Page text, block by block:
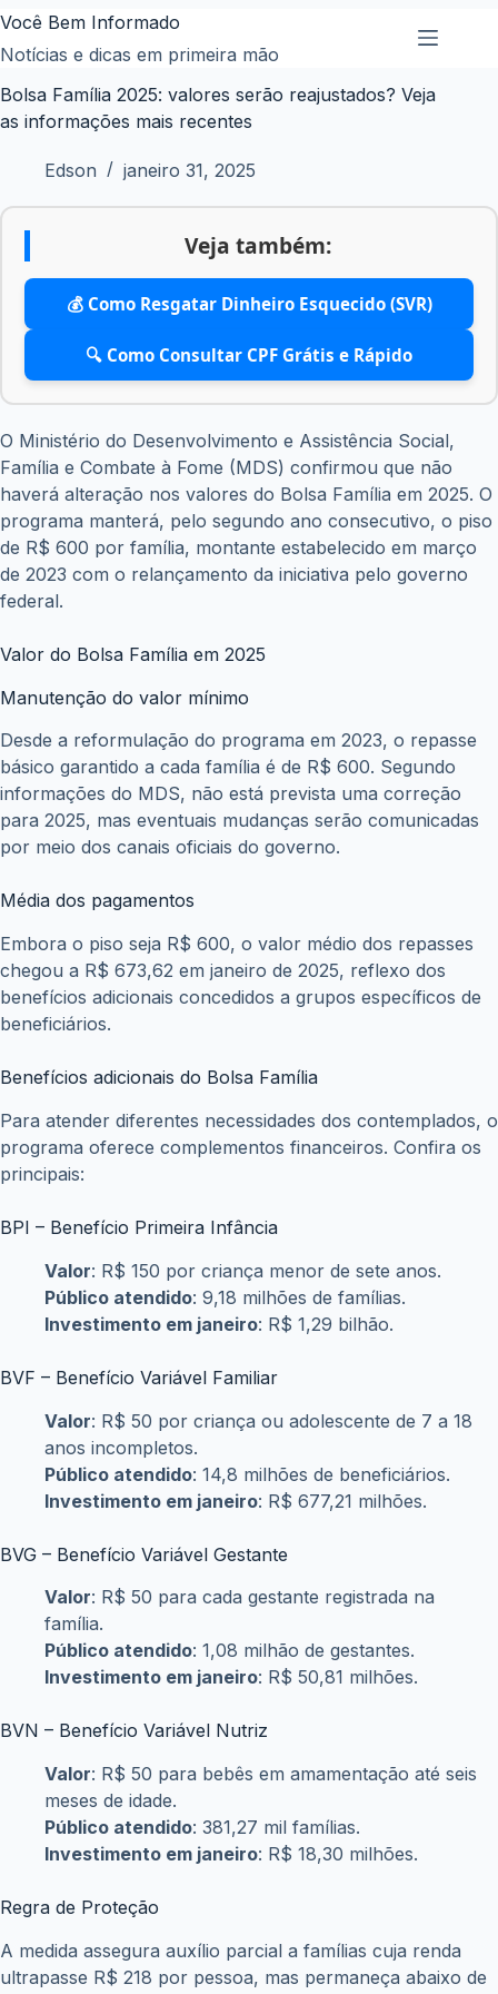
Pular
para
conteúdo
Você Bem Informado
Notícias e dicas em primeira mão
Bolsa Família 2025: valores serão reajustados? Veja
as informações mais recentes
Edson janeiro 31, 2025
Veja também:
💰 Como Resgatar Dinheiro Esquecido (SVR)
🔍 Como Consultar CPF Grátis e Rápido
O Ministério do Desenvolvimento e Assistência Social,
Família e Combate à Fome (MDS) confirmou que não
haverá alteração nos valores do Bolsa Família em 2025. O
programa manterá, pelo segundo ano consecutivo, o piso
de R$ 600 por família, montante estabelecido em março
de 2023 com o relançamento da iniciativa pelo governo
federal.
Valor do Bolsa Família em 2025
Manutenção do valor mínimo
Desde a reformulação do programa em 2023, o repasse
básico garantido a cada família é de R$ 600. Segundo
informações do MDS, não está prevista uma correção
para 2025, mas eventuais mudanças serão comunicadas
por meio dos canais oficiais do governo.
Média dos pagamentos
Embora o piso seja R$ 600, o valor médio dos repasses
chegou a R$ 673,62 em janeiro de 2025, reflexo dos
benefícios adicionais concedidos a grupos específicos de
beneficiários.
Benefícios adicionais do Bolsa Família
Para atender diferentes necessidades dos contemplados, o
programa oferece complementos financeiros. Confira os
principais:
BPI – Benefício Primeira Infância
Valor: R$ 150 por criança menor de sete anos.
Público atendido: 9,18 milhões de famílias.
Investimento em janeiro: R$ 1,29 bilhão.
BVF – Benefício Variável Familiar
Valor: R$ 50 por criança ou adolescente de 7 a 18
anos incompletos.
Público atendido: 14,8 milhões de beneficiários.
Investimento em janeiro: R$ 677,21 milhões.
BVG – Benefício Variável Gestante
Valor: R$ 50 para cada gestante registrada na
família.
Público atendido: 1,08 milhão de gestantes.
Investimento em janeiro: R$ 50,81 milhões.
BVN – Benefício Variável Nutriz
Valor: R$ 50 para bebês em amamentação até seis
meses de idade.
Público atendido: 381,27 mil famílias.
Investimento em janeiro: R$ 18,30 milhões.
Regra de Proteção
A medida assegura auxílio parcial a famílias cuja renda
ultrapasse R$ 218 por pessoa, mas permaneça abaixo de